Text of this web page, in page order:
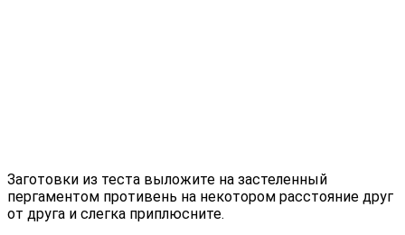
Заготовки из теста выложите на застеленный
пергаментом противень на некотором расстояние друг
от друга и слегка приплюсните.